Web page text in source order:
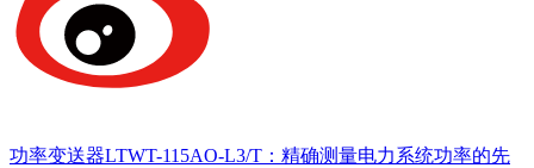
功率变送器LTWT-115AO-L3/T：精确测量电力系统功率的先